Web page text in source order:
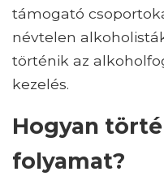
támogató
névtelen
történik az
kezelés.
Hogyan
folyamat?